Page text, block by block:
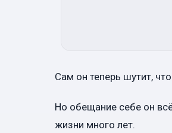
Сам он теперь шутит,
Но обещание себе он
жизни много лет.